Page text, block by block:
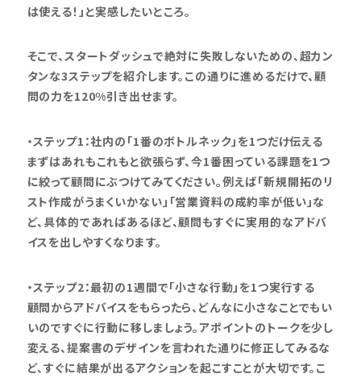
は使える！」と実感したいところ。
そこで、スタートダッシュで絶対に失敗しないための、超カン
タンな3ステップを紹介します。この通りに進めるだけで、顧
問の力を120%引き出せます。
・ステップ1：社内の「1番のボトルネック」を1つだけ伝える
まずはあれもこれもと欲張らず、今1番困っている課題を1つ
に絞って顧問にぶつけてみてください。例えば「新規開拓のリ
スト作成がうまくいかない」「営業資料の成約率が低い」な
ど、具体的であればあるほど、顧問もすぐに実用的なアドバ
イスを出しやすくなります。
・ステップ2：最初の1週間で「小さな行動」を1つ実行する
顧問からアドバイスをもらったら、どんなに小さなことでもい
いのですぐに行動に移しましょう。アポイントのトークを少し
変える、提案書のデザインを言われた通りに修正してみるな
ど、すぐに結果が出るアクションを起こすことが大切です。こ